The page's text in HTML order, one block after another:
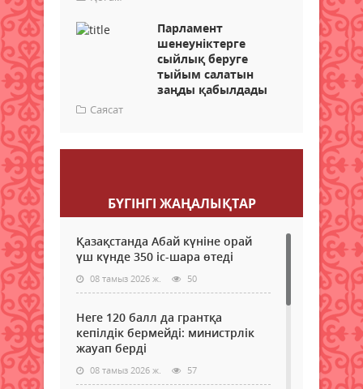
Парламент
шенеуніктерге
сыйлық беруге
тыйым салатын
заңды қабылдады
Саясат
БҮГІНГI ЖАҢАЛЫҚТАР
Қазақстанда Абай күніне орай
үш күнде 350 іс-шара өтеді
08 тамыз 2026 ж. 50
Неге 120 балл да грантқа
кепілдік бермейді: министрлік
жауап берді
08 тамыз 2026 ж. 57